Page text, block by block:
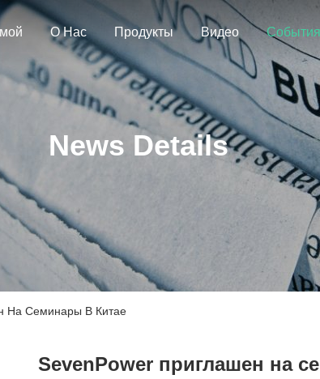
О Нас Продукты Видео События
News Details
На Семинары В Китае
SevenPower приглашен на